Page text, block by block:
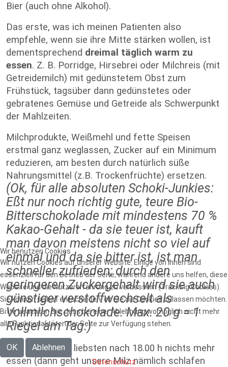
Bier (auch ohne Alkohol).
Das erste, was ich meinen Patienten also
empfehle, wenn sie ihre Mitte stärken wollen, ist
dementsprechend dreimal täglich warm zu
essen. Z. B. Porridge, Hirsebrei oder Milchreis (mit
Getreidemilch) mit gedünstetem Obst zum
Frühstück, tagsüber dann gedünstetes oder
gebratenes Gemüse und Getreide als Schwerpunkt
der Mahlzeiten.
Milchprodukte, Weißmehl und fette Speisen
erstmal ganz weglassen, Zucker auf ein Minimum
reduzieren, am besten durch natürlich süße
Nahrungsmittel (z.B. Trockenfrüchte) ersetzen.
(Ok, für alle absoluten Schoki-Junkies:
Eßt nur noch richtig gute, teure Bio-
Bitterschokolade mit mindestens 70 %
Kakao-Gehalt - da sie teuer ist, kauft
man davon meistens nicht so viel auf
einmal und da sie bitter ist, ist man
schneller zufrieden; durch den
geringeren Zuckergehalt wird sie auch
günstiger verstoffwechselt als
Vollmilchschokolade. Max. 20 g = 1
Riegel am Tag.)
Und abends am liebsten nach 18.00 h nichts mehr
essen (dann geht unsere Milz nämlich schlafen
Wir benutzen Cookies
Wir nutzen Cookies auf unserer Website. Einige von ihnen sind
essenziell für den Betrieb der Seite, während andere uns helfen, diese
Website und die Nutzererfahrung zu verbessern (Tracking Cookies).
Sie können selbst entscheiden, ob Sie die Cookies zulassen möchten.
Bitte beachten Sie, dass bei einer Ablehnung womöglich nicht mehr
alle Funktionalitäten der Seite zur Verfügung stehen.
OK Ablehnen
Datenschutz